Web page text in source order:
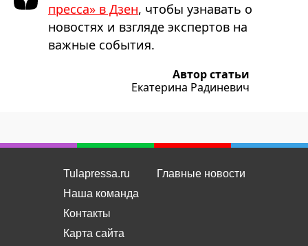
пресса» в Дзен, чтобы узнавать о
новостях и взгляде экспертов на
важные события.
Автор статьи
Екатерина Радиневич
Tulapressa.ru
Наша команда
Контакты
Карта сайта
Главные новости